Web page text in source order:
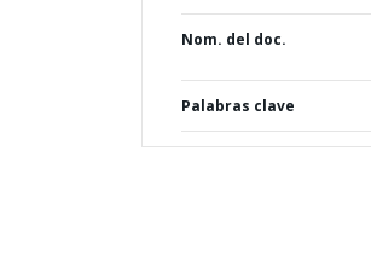
Nom. del doc.
Palabras clave